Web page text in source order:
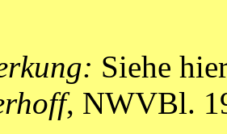
Siehe
, NWVBl.